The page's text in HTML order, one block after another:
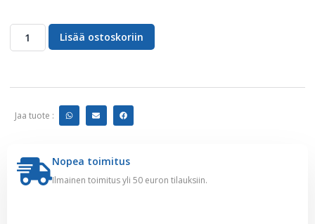
Lisää ostoskoriin
Jaa tuote :
Nopea toimitus
Ilmainen toimitus yli 50 euron tilauksiin.